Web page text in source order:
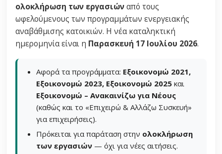
ολοκλήρωση των εργασιώναπό τους
ωφελούμενους των προγραμμάτων ενεργειακής
αναβάθμισης κατοικιών. Η νέα καταληκτική
ημερομηνία είναι η Παρασκευή 17 Ιουλίου 2026.
Αφορά τα προγράμματα: Εξοικονομώ 2021,
Εξοικονομώ 2023, Εξοικονομώ 2025 και
Εξοικονομώ – Ανακαινίζω για Νέους
(καθώς και το «Επιχειρώ & Αλλάζω Συσκευή»
για επιχειρήσεις).
Πρόκειται για παράταση στην ολοκλήρωση
των εργασιών — όχι για νέες αιτήσεις.